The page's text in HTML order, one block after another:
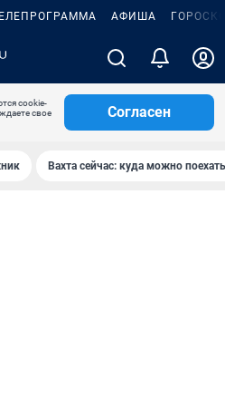
АФИША
cookie-
свое
Согласен
Вахта сейчас: куда можно